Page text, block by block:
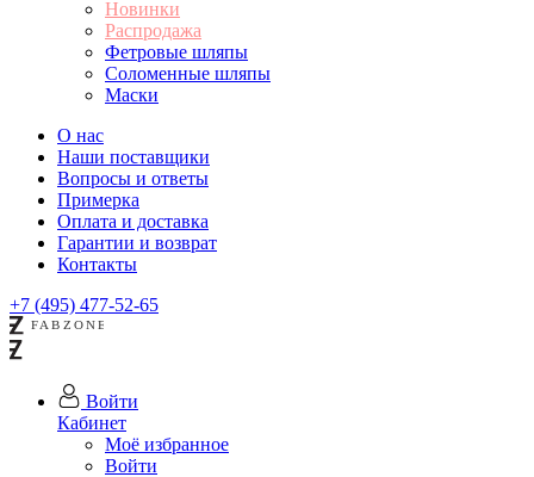
Новинки
Распродажа
Фетровые шляпы
Соломенные шляпы
Маски
О нас
Наши поставщики
Вопросы и ответы
Примерка
Оплата и доставка
Гарантии и возврат
Контакты
+7 (495) 477-52-65
Войти
Кабинет
Моё избранное
Войти